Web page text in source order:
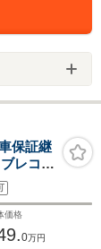
保証継
レコー
価格
0万円